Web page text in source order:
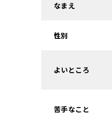
なまえ
性別
よいところ
苦手なこと